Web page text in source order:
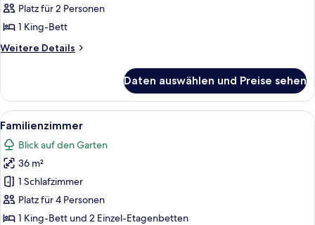
Platz für 2 Personen
1 King-Bett
Weitere Details
Weitere
Daten auswählen und Preise sehen
Alle
Fotos
für
Familienzimmer
anzeigen
Ein Zimmer mit Etagenbetten,
6
Familienzimmer
Blick auf den Garten
36 m²
1 Schlafzimmer
Platz für 4 Personen
1 King-Bett und 2 Einzel-Etagenbetten